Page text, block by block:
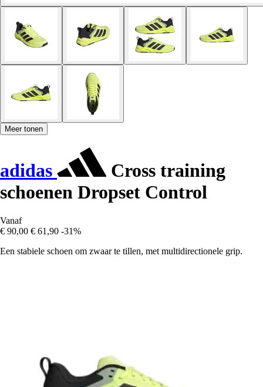
Meer tonen
adidas
Cross training
schoenen Dropset Control
Vanaf
€ 90,00 € 61,90 -31%
Een stabiele schoen om zwaar te tillen, met multidirectionele grip.